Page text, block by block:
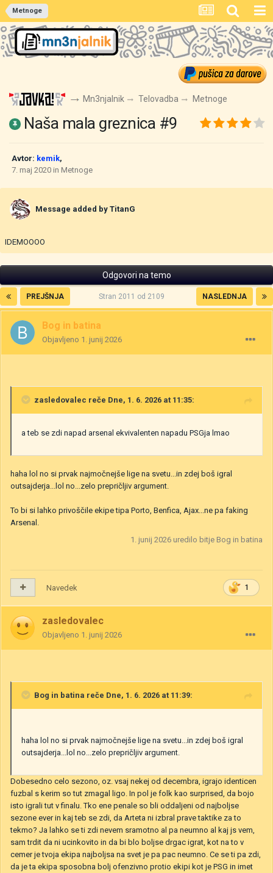
Metnoge
Mn3njalnik Telovadba Metnoge
Naša mala greznica #9
Avtor: kemik,
7. maj 2020 in Metnoge
Message added by TitanG
IDEMOOOO
Odgovori na temo
PREJŠNJA NASLEDNJA
Stran 2011 od 2109
Bog in batina
Objavljeno 1. junij 2026
zasledovalec reče Dne, 1. 6. 2026 at 11:35:
a teb se zdi napad arsenal ekvivalenten napadu PSGja lmao
haha lol no si prvak najmočnejše lige na svetu...in zdej boš igral
outsajderja...lol no...zelo prepričljiv argument.
To bi si lahko privoščile ekipe tipa Porto, Benfica, Ajax...ne pa faking
Arsenal.
1. junij 2026 uredilo bitje Bog in batina
1
Navedek
zasledovalec
Objavljeno 1. junij 2026
Bog in batina reče Dne, 1. 6. 2026 at 11:39:
haha lol no si prvak najmočnejše lige na svetu...in zdej boš igral
outsajderja...lol no...zelo prepričljiv argument.
Dobesedno celo sezono, oz. vsaj nekej od decembra, igrajo identicen
fuzbal s kerim so tut zmagal ligo. In pol je folk kao surprised, da bojo
isto igrali tut v finalu. Tko ene penale so bli oddaljeni od najboljse
sezone ever in kaj teb se zdi, da Arteta ni izbral prave taktike za to
tekmo? Ja lahko se ti zdi nevem sramotno al pa neumno al kaj js vem,
sam trdit da ni ucinkovito in da bi blo boljse drgac igrat, kot na to v
cemer je tvoja ekipa najboljsa na svet je pa pac neumno. Ce se ti pa zdi,
da je ta ekipa sposobna bolj ofenzivno protio ekipi kot je PSG in imet